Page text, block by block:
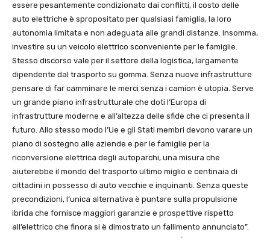
essere pesantemente condizionato dai conflitti, il costo delle
auto elettriche è spropositato per qualsiasi famiglia, la loro
autonomia limitata e non adeguata alle grandi distanze. Insomma,
investire su un veicolo elettrico sconveniente per le famiglie.
Stesso discorso vale per il settore della logistica, largamente
dipendente dal trasporto su gomma. Senza nuove infrastrutture
pensare di far camminare le merci senza i camion è utopia. Serve
un grande piano infrastrutturale che doti l’Europa di
infrastrutture moderne e all’altezza delle sfide che ci presenta il
futuro. Allo stesso modo l’Ue e gli Stati membri devono varare un
piano di sostegno alle aziende e per le famiglie per la
riconversione elettrica degli autoparchi, una misura che
aiuterebbe il mondo del trasporto ultimo miglio e centinaia di
cittadini in possesso di auto vecchie e inquinanti. Senza queste
precondizioni, l’unica alternativa è puntare sulla propulsione
ibrida che fornisce maggiori garanzie e prospettive rispetto
all’elettrico che finora si è dimostrato un fallimento annunciato”.